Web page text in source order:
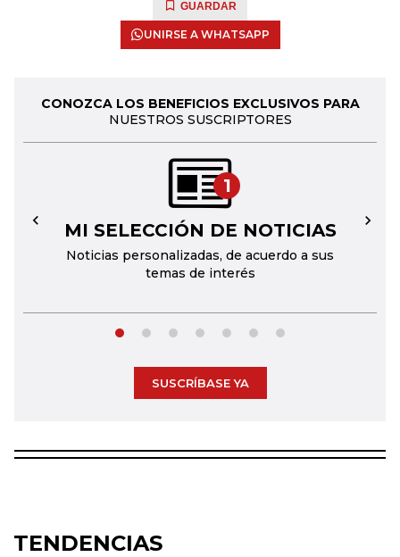
GUARDAR
UNIRSE A WHATSAPP
CONOZCA LOS BENEFICIOS EXCLUSIVOS PARA
NUESTROS SUSCRIPTORES
1
MI SELECCIÓN DE NOTICIAS
Noticias personalizadas, de acuerdo a sus
temas de interés
← →
SUSCRÍBASE YA
TENDENCIAS